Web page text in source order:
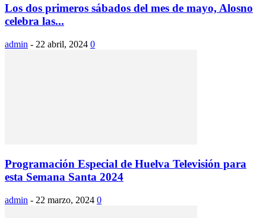
Los dos primeros sábados del mes de mayo, Alosno
celebra las...
admin - 22 abril, 2024 0
Programación Especial de Huelva Televisión para
esta Semana Santa 2024
admin - 22 marzo, 2024 0